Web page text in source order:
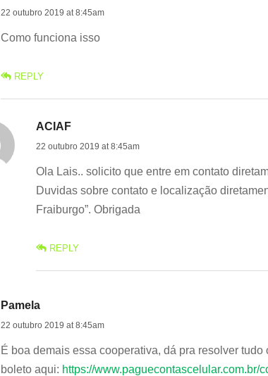
22 outubro 2019 at 8:45am
Como funciona isso
REPLY
ACIAF
22 outubro 2019 at 8:45am
Ola Lais.. solicito que entre em contato
Duvidas sobre contato e localização
Fraiburgo”. Obrigada
REPLY
Pamela
22 outubro 2019 at 8:45am
É boa demais essa cooperativa, dá pra resolver
boleto aqui: https://www.paguecontascelular.com.br/